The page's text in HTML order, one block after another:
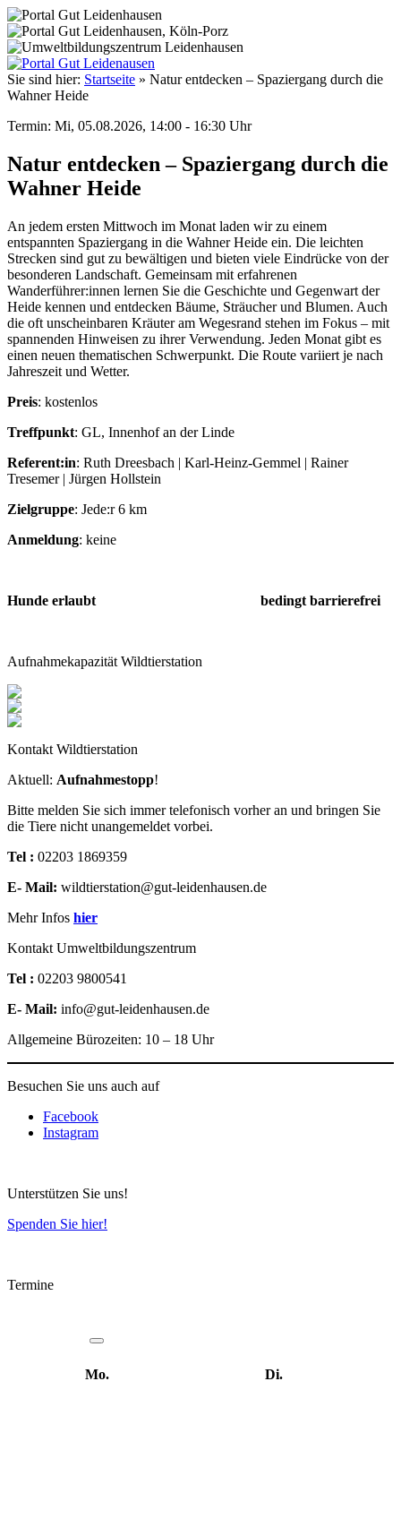
Sie sind hier: Startseite » Natur entdecken – Spaziergang durch die
Wahner Heide
Termin: Mi, 05.08.2026, 14:00 - 16:30 Uhr
Natur entdecken – Spaziergang durch die
Wahner Heide
An jedem ersten Mittwoch im Monat laden wir zu einem
entspannten Spaziergang in die Wahner Heide ein. Die leichten
Strecken sind gut zu bewältigen und bieten viele Eindrücke von der
besonderen Landschaft. Gemeinsam mit erfahrenen
Wanderführer:innen lernen Sie die Geschichte und Gegenwart der
Heide kennen und entdecken Bäume, Sträucher und Blumen. Auch
die oft unscheinbaren Kräuter am Wegesrand stehen im Fokus – mit
spannenden Hinweisen zu ihrer Verwendung. Jeden Monat gibt es
einen neuen thematischen Schwerpunkt. Die Route variiert je nach
Jahreszeit und Wetter.
Preis: kostenlos
Treffpunkt: GL, Innenhof an der Linde
Referent:in: Ruth Dreesbach | Karl-Heinz-Gemmel | Rainer
Tresemer | Jürgen Hollstein
Zielgruppe: Jede:r 6 km
Anmeldung: keine
Hunde erlaubt bedingt barrierefrei
Aufnahmekapazität Wildtierstation
Kontakt Wildtierstation
Aktuell: Aufnahmestopp!
Bitte melden Sie sich immer telefonisch vorher an und bringen Sie
die Tiere nicht unangemeldet vorbei.
Tel : 02203 1869359
E- Mail: wildtierstation@gut-leidenhausen.de
Mehr Infos hier
Kontakt Umweltbildungszentrum
Tel : 02203 9800541
E- Mail: info@gut-leidenhausen.de
Allgemeine Bürozeiten: 10 – 18 Uhr
Besuchen Sie uns auch auf
Facebook
Instagram
Unterstützen Sie uns!
Spenden Sie hier!
Termine
Mo. Di.